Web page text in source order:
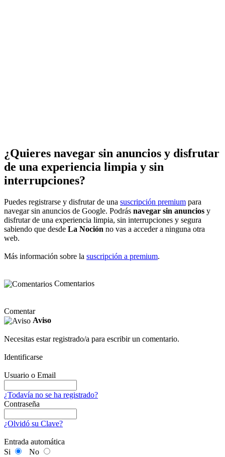
¿Quieres navegar sin anuncios y disfrutar
de una experiencia limpia y sin
interrupciones?
Puedes registrarse y disfrutar de una suscripción premium para
navegar sin anuncios de Google. Podrás navegar sin anuncios y
disfrutar de una experiencia limpia, sin interrupciones y segura
sabiendo que desde La Noción no vas a acceder a ninguna otra
web.
Más información sobre la suscripción a premium.
Comentarios
Comentar
Aviso
Necesitas estar registrado/a para escribir un comentario.
Identificarse
Usuario o Email
¿Todavía no se ha registrado?
Contraseña
¿Olvidó su Clave?
Entrada automática
Si
No